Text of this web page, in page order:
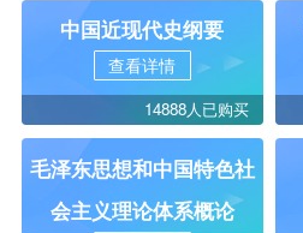
中国近现代史纲要
查看详情
14888人已购买
毛泽东思想和中国特色社
会主义理论体系概论